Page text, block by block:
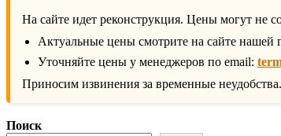
На сайте идет реконструкция. Цены могут не
Актуальные цены смотрите на сайте нашей
Уточняйте цены у менеджеров по email:
Приносим извинения за временные
Поиск